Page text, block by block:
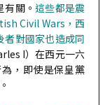
有關。這些都是震
Civil Wars，西
者對國家也造成同
I）在西元一六
，即使是保皇黨